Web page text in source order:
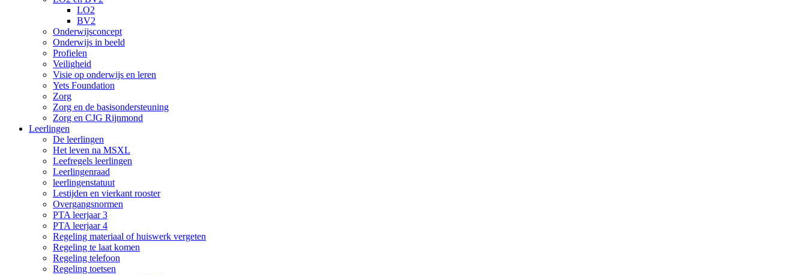
LO2
BV2
Onderwijsconcept
Onderwijs in beeld
Profielen
Veiligheid
Visie op onderwijs en leren
Yets Foundation
Zorg
Zorg en de basisondersteuning
Zorg en CJG Rijnmond
Leerlingen
De leerlingen
Het leven na MSXL
Leefregels leerlingen
Leerlingenraad
leerlingenstatuut
Lestijden en vierkant rooster
Overgangsnormen
PTA leerjaar 3
PTA leerjaar 4
Regeling materiaal of huiswerk vergeten
Regeling te laat komen
Regeling telefoon
Regeling toetsen